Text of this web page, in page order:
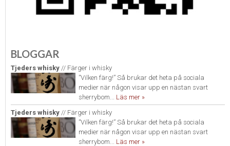
BLOGGAR
Tjeders whisky // Färger i whisky
”Vilken färg!” Så brukar det heta på sociala
medier när någon visar upp en nästan svart
sherrybom... Läs mer »
Tjeders whisky // Färger i whisky
”Vilken färg!” Så brukar det heta på sociala
medier när någon visar upp en nästan svart
sherrybom... Läs mer »